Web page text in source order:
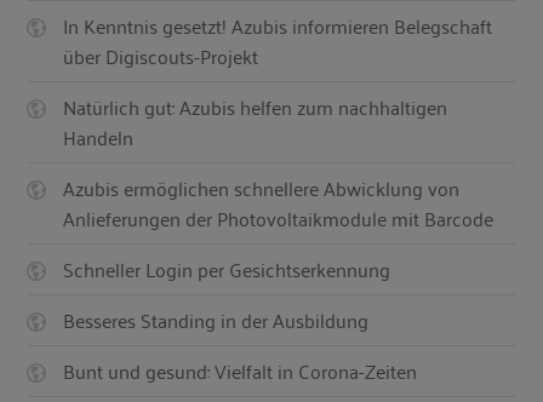
In Kenntnis gesetzt! Azubis informieren Belegschaft
über Digiscouts-Projekt
Natürlich gut: Azubis helfen zum nachhaltigen
Handeln
Azubis ermöglichen schnellere Abwicklung von
Anlieferungen der Photovoltaikmodule mit Barcode
Schneller Login per Gesichtserkennung
Besseres Standing in der Ausbildung
Bunt und gesund: Vielfalt in Corona-Zeiten